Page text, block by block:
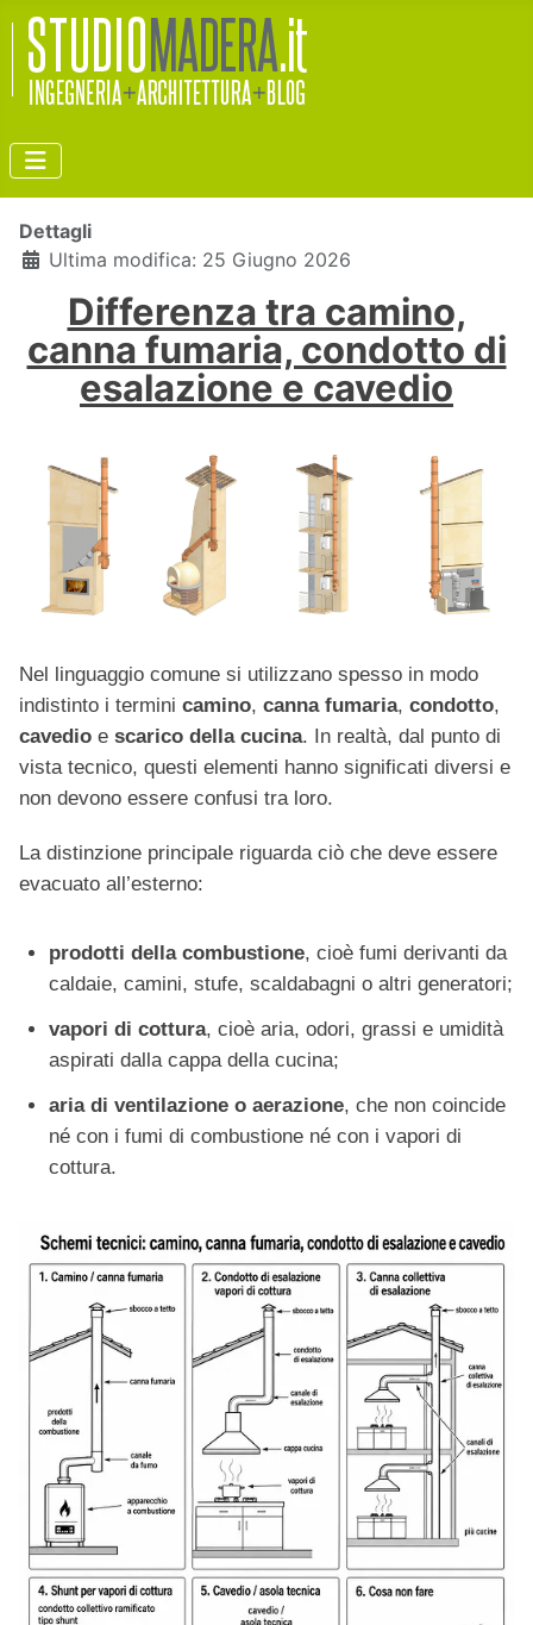
Dettagli
Ultima modifica: 25 Giugno 2026
Differenza tra camino,
canna fumaria, condotto di
esalazione e cavedio
Nel linguaggio comune si utilizzano spesso in modo
indistinto i termini camino, canna fumaria, condotto,
cavedio e scarico della cucina. In realtà, dal punto di
vista tecnico, questi elementi hanno significati diversi e
non devono essere confusi tra loro.
La distinzione principale riguarda ciò che deve essere
evacuato all’esterno:
prodotti della combustione, cioè fumi derivanti da
caldaie, camini, stufe, scaldabagni o altri generatori;
vapori di cottura, cioè aria, odori, grassi e umidità
aspirati dalla cappa della cucina;
aria di ventilazione o aerazione, che non coincide
né con i fumi di combustione né con i vapori di
cottura.